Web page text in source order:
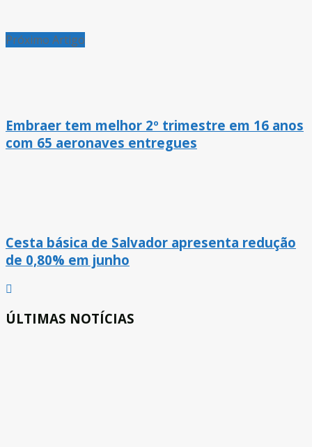
Próximo Artigo
Embraer tem melhor 2º trimestre em 16 anos
com 65 aeronaves entregues
Cesta básica de Salvador apresenta redução
de 0,80% em junho
ÚLTIMAS NOTÍCIAS